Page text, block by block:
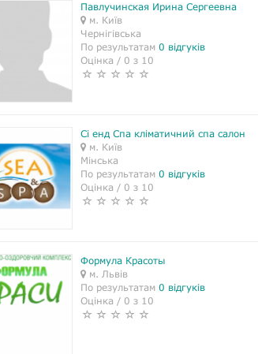
Павлучинская Ирина Сергеевна
м. Київ
Чернігівська
По результатам 0 відгуків
Оцінка / 0 з 10
Сі енд Спа кліматичний спа салон
м. Київ
Мінська
По результатам 0 відгуків
Оцінка / 0 з 10
Формула Красоты
м. Львів
По результатам 0 відгуків
Оцінка / 0 з 10